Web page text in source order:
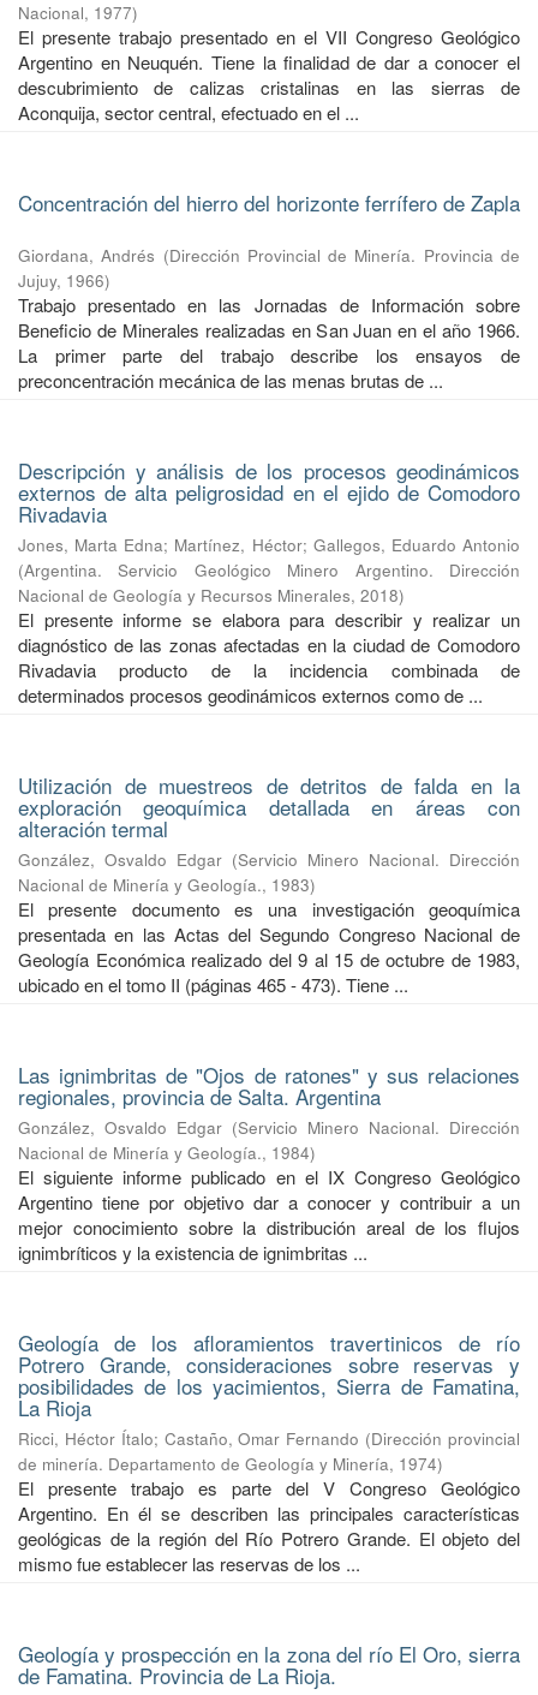
Nacional, 1977)
El presente trabajo presentado en el VII Congreso Geológico
Argentino en Neuquén. Tiene la finalidad de dar a conocer el
descubrimiento de calizas cristalinas en las sierras de
Aconquija, sector central, efectuado en el ...
Concentración del hierro del horizonte ferrífero de Zapla
Giordana, Andrés (Dirección Provincial de Minería. Provincia de
Jujuy, 1966)
Trabajo presentado en las Jornadas de Información sobre
Beneficio de Minerales realizadas en San Juan en el año 1966.
La primer parte del trabajo describe los ensayos de
preconcentración mecánica de las menas brutas de ...
Descripción y análisis de los procesos geodinámicos
externos de alta peligrosidad en el ejido de Comodoro
Rivadavia
Jones, Marta Edna; Martínez, Héctor; Gallegos, Eduardo Antonio
(Argentina. Servicio Geológico Minero Argentino. Dirección
Nacional de Geología y Recursos Minerales, 2018)
El presente informe se elabora para describir y realizar un
diagnóstico de las zonas afectadas en la ciudad de Comodoro
Rivadavia producto de la incidencia combinada de
determinados procesos geodinámicos externos como de ...
Utilización de muestreos de detritos de falda en la
exploración geoquímica detallada en áreas con
alteración termal
González, Osvaldo Edgar (Servicio Minero Nacional. Dirección
Nacional de Minería y Geología., 1983)
El presente documento es una investigación geoquímica
presentada en las Actas del Segundo Congreso Nacional de
Geología Económica realizado del 9 al 15 de octubre de 1983,
ubicado en el tomo II (páginas 465 - 473). Tiene ...
Las ignimbritas de "Ojos de ratones" y sus relaciones
regionales, provincia de Salta. Argentina
González, Osvaldo Edgar (Servicio Minero Nacional. Dirección
Nacional de Minería y Geología., 1984)
El siguiente informe publicado en el IX Congreso Geológico
Argentino tiene por objetivo dar a conocer y contribuir a un
mejor conocimiento sobre la distribución areal de los flujos
ignimbríticos y la existencia de ignimbritas ...
Geología de los afloramientos travertinicos de río
Potrero Grande, consideraciones sobre reservas y
posibilidades de los yacimientos, Sierra de Famatina,
La Rioja
Ricci, Héctor Ítalo; Castaño, Omar Fernando (Dirección provincial
de minería. Departamento de Geología y Minería, 1974)
El presente trabajo es parte del V Congreso Geológico
Argentino. En él se describen las principales características
geológicas de la región del Río Potrero Grande. El objeto del
mismo fue establecer las reservas de los ...
Geología y prospección en la zona del río El Oro, sierra
de Famatina. Provincia de La Rioja.